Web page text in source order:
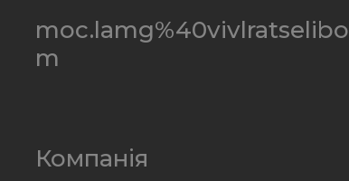
moc.lamg%40vivlratselibo
m
Компанія